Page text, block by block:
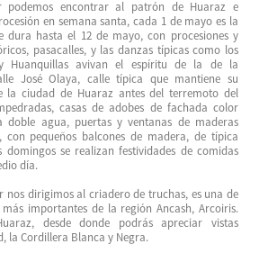
podemos encontrar al patrón de Huaraz e
en semana santa, cada 1 de mayo es la
dura hasta el 12 de mayo, con procesiones y
pasacalles, y las danzas típicas como los
y Huanquillas avivan el espíritu de la de la
José Olaya, calle típica que mantiene su
la ciudad de Huaraz antes del terremoto del
casas de adobes de fachada color
doble agua, puertas y ventanas de maderas
con pequeños balcones de madera, de típica
se realizan festividades de comidas
día.
nos dirigimos al criadero de truchas, es una de
más importantes de la región Ancash, Arcoiris.
desde donde podrás apreciar vistas
la Cordillera Blanca y Negra.